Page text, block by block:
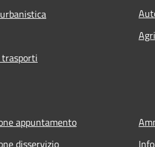
appuntamento
disservizio